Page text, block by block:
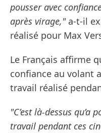
pousser avec
après virage,"a-t-il
réalisé pour Max
Le Français affirme
confiance au volant
travail réalisé
"C’est là-dessus
travail pendant ces